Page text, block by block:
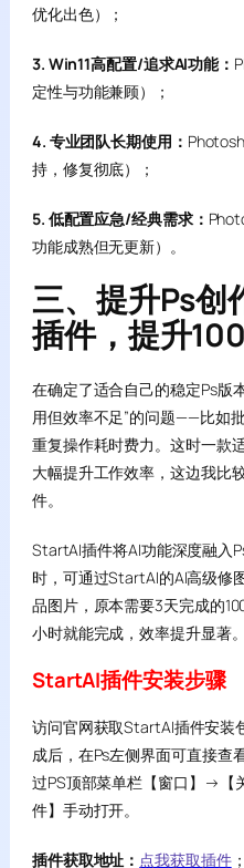
优化出色）；
3. Win11高配置/追求AI功能：
定性与功能兼顾）；
4. 专业团队长期使用：
持，修复彻底）；
5. 低配置应急/经典需求：
功能成熟但无更新）。
三、提升Ps创
插件，提升
在确定了适合自己的稳定Ps版
用但效率不足”的问题——比如
重复操作耗时费力。这时一款
大幅提升工作效率，这边我比
件。
StartAI插件将AI功能深度融入
时，可通过StartAI的AI高级修
品图片，原本需要3天完成的
小时就能完成，效率提升显著。
StartAI插件安装步骤
访问官网获取StartAI插件安装
成后，在Ps左侧界面可直接查
过PS顶部菜单栏【窗口】→
件】手动打开。
插件获取地址： 点我获取插件；